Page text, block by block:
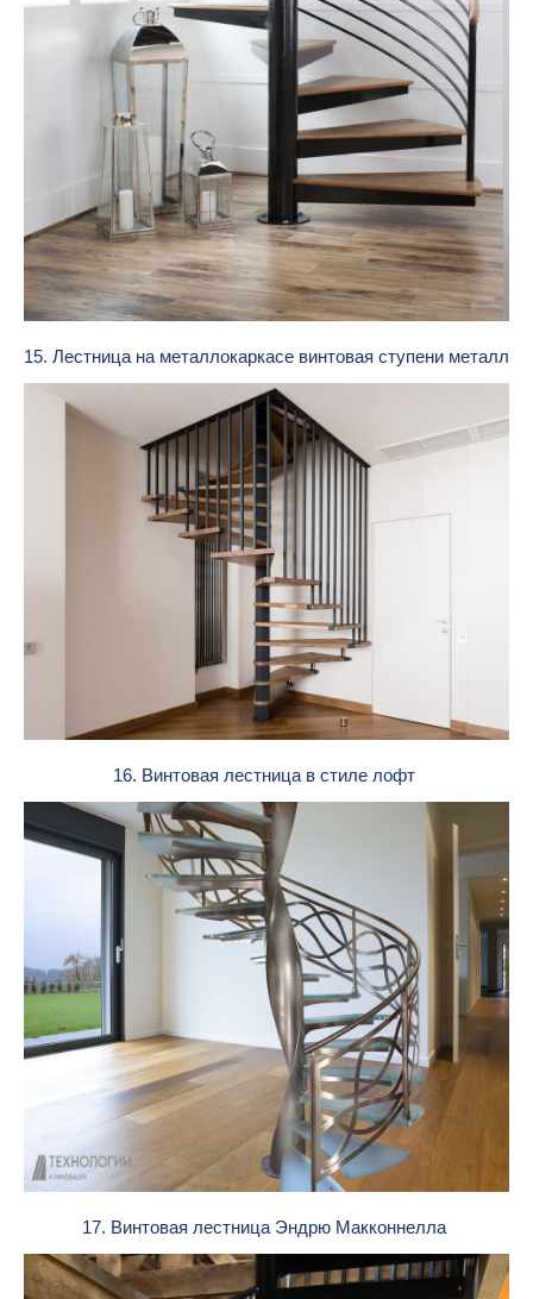
15. Лестница на металлокаркасе винтовая ступени металл
16. Винтовая лестница в стиле лофт
17. Винтовая лестница Эндрю Макконнелла